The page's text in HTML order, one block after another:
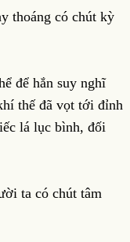
thoáng có chút kỳ
để hắn suy nghĩ
thế đã vọt tới đỉnh
lá lục bình, đối
ta có chút tâm